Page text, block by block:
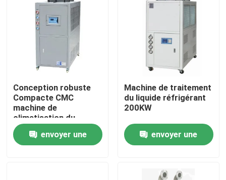
À la maison
Produits
À propos de nous
Conception robuste
Compacte CMC
machine de
climatisation du
liquide de
refroidissement
envoyer une
Machine de traitement
du liquide réfrigérant
200KW
envoyer une